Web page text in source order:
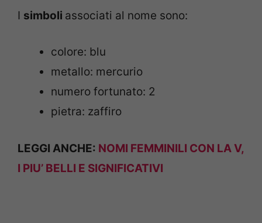
I simboli associati al nome sono:
colore: blu
metallo: mercurio
numero fortunato: 2
pietra: zaffiro
LEGGI ANCHE: NOMI FEMMINILI CON LA V,
I PIU’ BELLI E SIGNIFICATIVI